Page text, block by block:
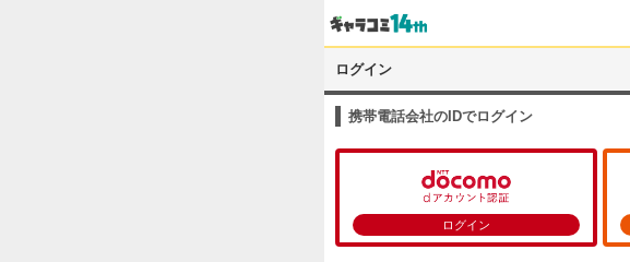
ログイン
携帯電話会社のIDでログイン
ログイン